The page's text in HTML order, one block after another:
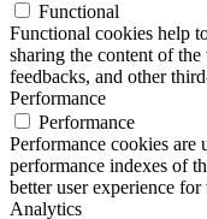
Functional
Functional cookies help
sharing the content of
feedbacks, and other
Performance
Performance
Performance cookies are
performance indexes of
better user experience for
Analytics